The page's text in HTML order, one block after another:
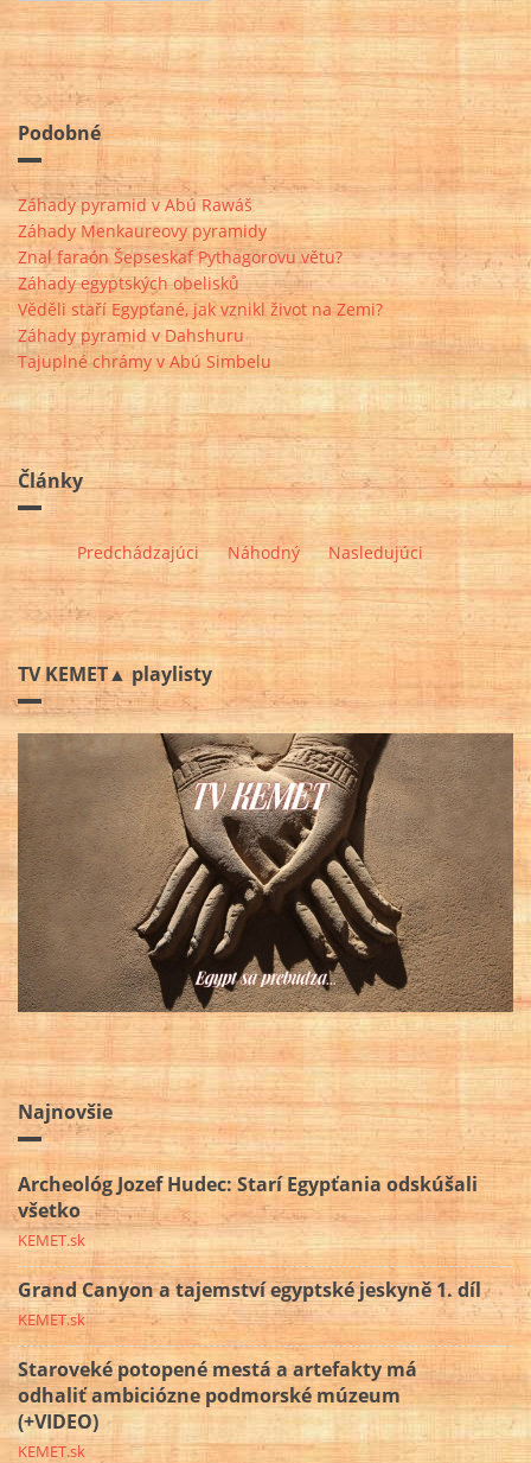
Podobné
Záhady pyramid v Abú Rawáš
Záhady Menkaureovy pyramidy
Znal faraón Šepseskaf Pythagorovu větu?
Záhady egyptských obelisků
Věděli staří Egypťané, jak vznikl život na Zemi?
Záhady pyramid v Dahshuru
Tajuplné chrámy v Abú Simbelu
Články
Predchádzajúci Náhodný Nasledujúci
TV KEMET▲ playlisty
Najnovšie
Archeológ Jozef Hudec: Starí Egypťania odskúšali
všetko
KEMET.sk
Grand Canyon a tajemství egyptské jeskyně 1. díl
KEMET.sk
Staroveké potopené mestá a artefakty má
odhaliť ambiciózne podmorské múzeum
(+VIDEO)
KEMET.sk